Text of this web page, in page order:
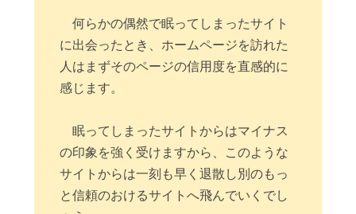
何らかの偶然で眠ってしまったサイト
に出会ったとき、ホームページを訪れた
人はまずそのページの信用度を直感的に
感じます。
眠ってしまったサイトからはマイナス
の印象を強く受けますから、このような
サイトからは一刻も早く退散し別のもっ
と信頼のおけるサイトへ飛んでいくでし